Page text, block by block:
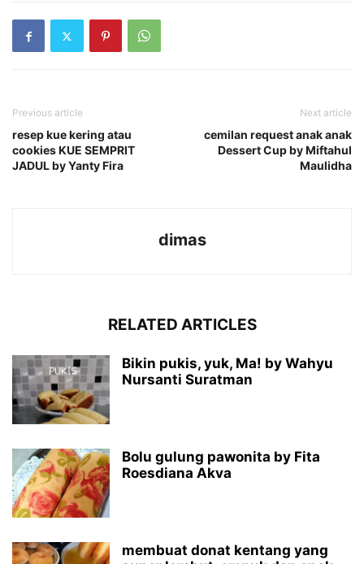
Previous article
resep kue kering atau
cookies KUE SEMPRIT
JADUL by Yanty Fira
Next article
cemilan request anak anak
Dessert Cup by Miftahul
Maulidha
dimas
RELATED ARTICLES
Bikin pukis, yuk, Ma! by Wahyu
Nursanti Suratman
Bolu gulung pawonita by Fita
Roesdiana Akva
membuat donat kentang yang